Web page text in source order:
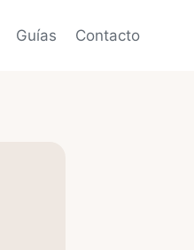
Guías Contacto